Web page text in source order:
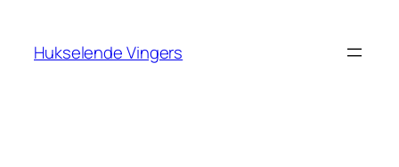
Hukselende Vingers